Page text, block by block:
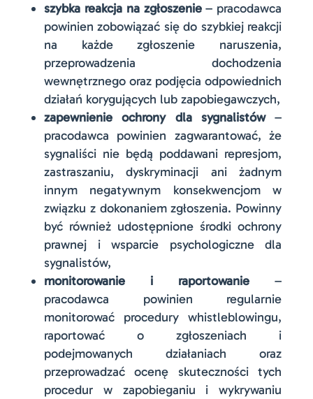
szybka reakcja na zgłoszenie– pracodawca
powinien zobowiązać się do szybkiej reakcji
na każde zgłoszenie naruszenia,
przeprowadzenia dochodzenia
wewnętrznego oraz podjęcia odpowiednich
działań korygujących lub zapobiegawczych,
zapewnienie ochrony dla sygnalistów–
pracodawca powinien zagwarantować, że
sygnaliści nie będą poddawani represjom,
zastraszaniu, dyskryminacji ani żadnym
innym negatywnym konsekwencjom w
związku z dokonaniem zgłoszenia. Powinny
być również udostępnione środki ochrony
prawnej i wsparcie psychologiczne dla
sygnalistów,
monitorowanie i raportowanie –
pracodawca powinien regularnie
monitorować procedury whistleblowingu,
raportować o zgłoszeniach i
podejmowanych działaniach oraz
przeprowadzać ocenę skuteczności tych
procedur w zapobieganiu i wykrywaniu